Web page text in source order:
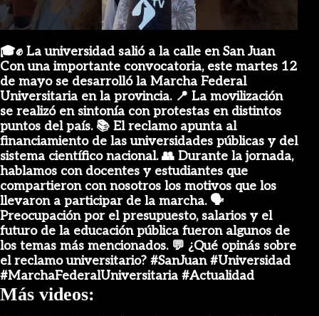
Video
🎓✊ La universidad salió a la calle en San Juan
Con una importante convocatoria, este martes 12
de mayo se desarrolló la Marcha Federal
Universitaria en la provincia. 📍 La movilización
se realizó en sintonía con protestas en distintos
puntos del país. 📚 El reclamo apunta al
financiamiento de las universidades públicas y del
sistema científico nacional. 👥 Durante la jornada,
hablamos con docentes y estudiantes que
compartieron con nosotros los motivos que los
llevaron a participar de la marcha. 🗣️
Preocupación por el presupuesto, salarios y el
futuro de la educación pública fueron algunos de
los temas más mencionados. 💬 ¿Qué opinás sobre
el reclamo universitario? #SanJuan #Universidad
#MarchaFederalUniversitaria #Actualidad
Más videos: